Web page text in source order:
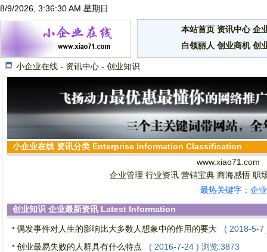
8/9/2026, 3:36:31 AM 星期日
本站首页 资讯中心 企
白领丽人 创业商机 创
小企业在线 - 资讯中心 - 创业知识
小企业在线 资讯分类 Enterprise Information Classification
www.xiao71.com
企业管理 行业资讯 营销宝典 商海感悟 职
最热关键字：企
创业知识 企业最新资讯 Latest Information
偶发事件对人生的影响比大多数人想象中的作用的要大
( 2018-5-7
创业最易失败的人群具有什么特点
( 2016-7-24 ) 浏览:3873